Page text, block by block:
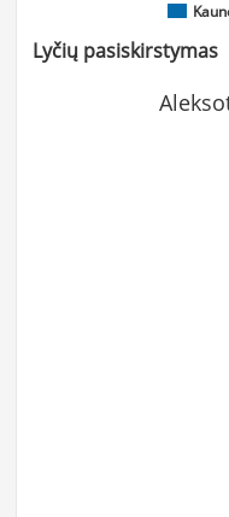
Lyčių pasiskirstymas